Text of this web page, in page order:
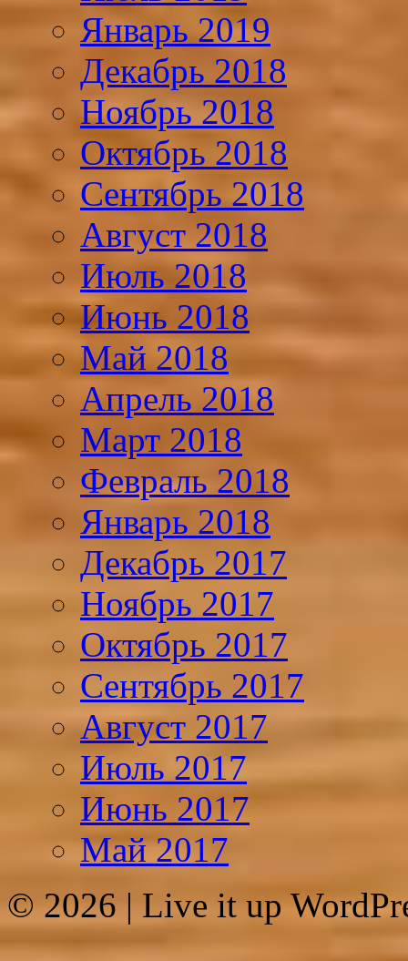
Январь 2019
Декабрь 2018
Ноябрь 2018
Октябрь 2018
Сентябрь 2018
Август 2018
Июль 2018
Июнь 2018
Май 2018
Апрель 2018
Март 2018
Февраль 2018
Январь 2018
Декабрь 2017
Ноябрь 2017
Октябрь 2017
Сентябрь 2017
Август 2017
Июль 2017
Июнь 2017
Май 2017
© 2026 | Live it up